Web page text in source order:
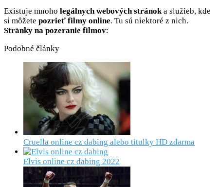
Existuje mnoho legálnych webových stránok a služieb, kde
si môžete pozrieť filmy online. Tu sú niektoré z nich.
Stránky na pozeranie filmov:
Podobné články
Cruella online cz dabing alebo titulky HD zdarma
Elvis online cz dabing 2022